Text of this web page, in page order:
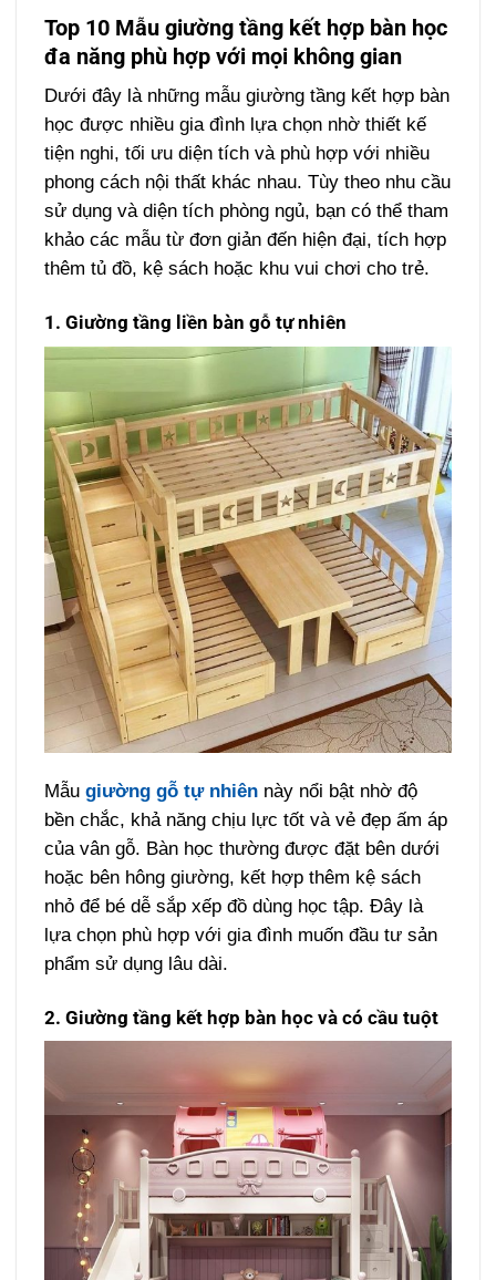
Top 10 Mẫu giường tầng kết hợp bàn học
đa năng phù hợp với mọi không gian
Dưới đây là những mẫu giường tầng kết hợp bàn
học được nhiều gia đình lựa chọn nhờ thiết kế
tiện nghi, tối ưu diện tích và phù hợp với nhiều
phong cách nội thất khác nhau. Tùy theo nhu cầu
sử dụng và diện tích phòng ngủ, bạn có thể tham
khảo các mẫu từ đơn giản đến hiện đại, tích hợp
thêm tủ đồ, kệ sách hoặc khu vui chơi cho trẻ.
1. Giường tầng liền bàn gỗ tự nhiên
Mẫugiường gỗ tự nhiên này nổi bật nhờ độ
bền chắc, khả năng chịu lực tốt và vẻ đẹp ấm áp
của vân gỗ. Bàn học thường được đặt bên dưới
hoặc bên hông giường, kết hợp thêm kệ sách
nhỏ để bé dễ sắp xếp đồ dùng học tập. Đây là
lựa chọn phù hợp với gia đình muốn đầu tư sản
phẩm sử dụng lâu dài.
2. Giường tầng kết hợp bàn học và có cầu tuột